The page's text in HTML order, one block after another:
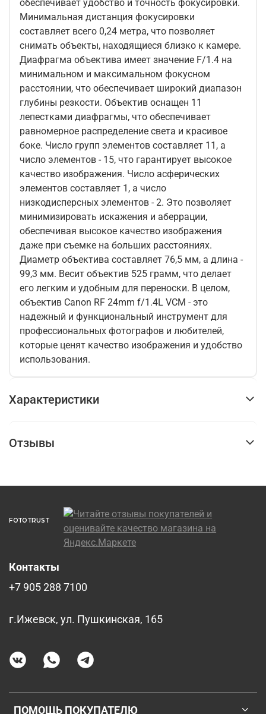
обеспечивает удобство и точность фокусировки.
Минимальная дистанция фокусировки
составляет всего 0,24 метра, что позволяет
снимать объекты, находящиеся близко к камере.
Диафрагма объектива имеет значение F/1.4 на
минимальном и максимальном фокусном
расстоянии, что обеспечивает широкий диапазон
глубины резкости. Объектив оснащен 11
лепестками диафрагмы, что обеспечивает
равномерное распределение света и красивое
боке. Число групп элементов составляет 11, а
число элементов - 15, что гарантирует высокое
качество изображения. Число асферических
элементов составляет 1, а число
низкодисперсных элементов - 2. Это позволяет
минимизировать искажения и аберрации,
обеспечивая высокое качество изображения
даже при съемке на больших расстояниях.
Диаметр объектива составляет 76,5 мм, а длина -
99,3 мм. Весит объектив 525 грамм, что делает
его легким и удобным для переноски. В целом,
объектив Canon RF 24mm f/1.4L VCM - это
надежный и функциональный инструмент для
профессиональных фотографов и любителей,
которые ценят качество изображения и удобство
использования.
Характеристики
Отзывы
FOTOTRUST
ПОМОЩЬ ПОКУПАТЕЛЮ
Контакты
+7 905 288 7100
г.Ижевск, ул. Пушкинская, 165